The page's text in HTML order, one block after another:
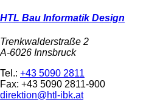
HTL Bau Informatik Design
Trenkwalderstraße 2
A-6026 Innsbruck
Tel.: +43 5090 2811
Fax: +43 5090 2811-900
direktion@htl-ibk.at